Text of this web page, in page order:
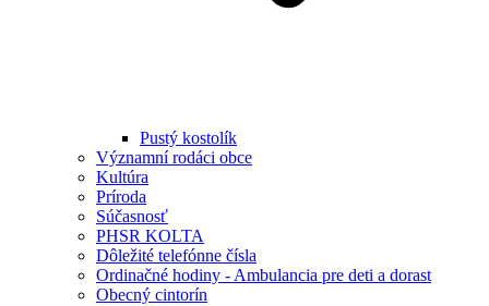
Pustý kostolík
Významní rodáci obce
Kultúra
Príroda
Súčasnosť
PHSR KOLTA
Dôležité telefónne čísla
Ordinačné hodiny - Ambulancia pre deti a dorast
Obecný cintorín